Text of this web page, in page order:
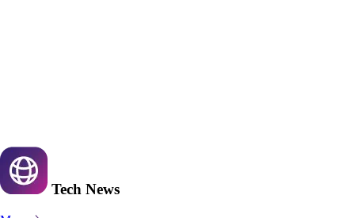
Tech News